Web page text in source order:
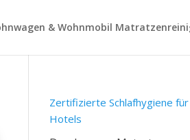
& Wohnmobil
Zertifizierte Schlafhygiene für
Hotels